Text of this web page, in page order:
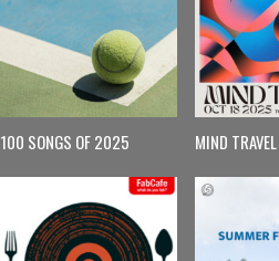
100 SONGS OF 2025 MIND TRAVEL